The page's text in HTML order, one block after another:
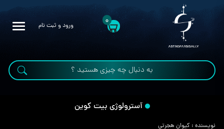
0 ورود و ثبت نام
آسترولوژی بیت کوین
نویسنده : کیوان هجرتی